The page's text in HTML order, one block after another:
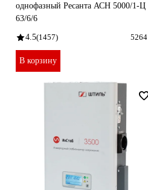
однофазный Ресанта АСН 5000/1-Ц
63/6/6
4.5(1457) 5264
В корзину